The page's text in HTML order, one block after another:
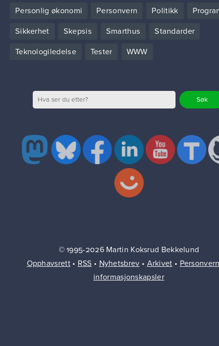
Personlig økonomi Personvern Politikk
Sikkerhet Skepsis Smarthus Standarder
Teknologiledelse Tester WWW
© 1995-2026 Martin Koksrud Bekkelund
Opphavsrett• RSS • Nyhetsbrev • Arkivet •
informasjonskapsler